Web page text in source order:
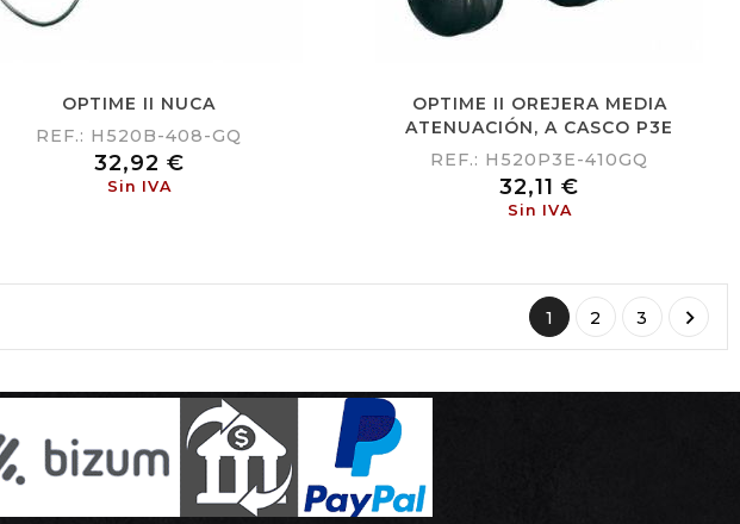
OPTIME II NUCA
REF.: H520B-408-GQ
Precio
32,92 €
Sin IVA
OPTIME II OREJERA MEDIA
ATENUACIÓN, A CASCO P3E
REF.: H520P3E-410GQ
Precio
32,11 €
Sin IVA
1 2 3 